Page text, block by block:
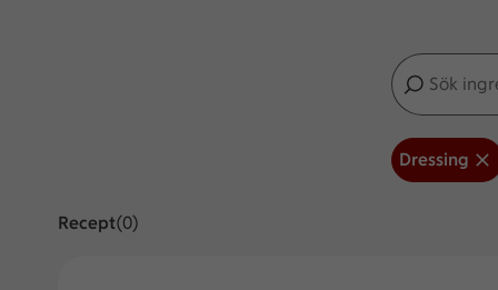
Sök
Inga förslag
Dressing
ReceptVisar 0 stycken
(0)